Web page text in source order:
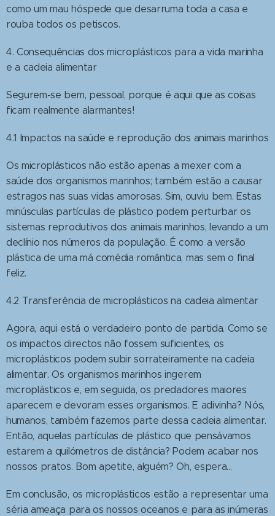
como um mau hóspede que desarruma toda a casa e
rouba todos os petiscos.
4. Consequências dos microplásticos para a vida marinha
e a cadeia alimentar
Segurem-se bem, pessoal, porque é aqui que as coisas
ficam realmente alarmantes!
4.1 Impactos na saúde e reprodução dos animais marinhos
Os microplásticos não estão apenas a mexer com a
saúde dos organismos marinhos; também estão a causar
estragos nas suas vidas amorosas. Sim, ouviu bem. Estas
minúsculas partículas de plástico podem perturbar os
sistemas reprodutivos dos animais marinhos, levando a um
declínio nos números da população. É como a versão
plástica de uma má comédia romântica, mas sem o final
feliz.
4.2 Transferência de microplásticos na cadeia alimentar
Agora, aqui está o verdadeiro ponto de partida. Como se
os impactos directos não fossem suficientes, os
microplásticos podem subir sorrateiramente na cadeia
alimentar. Os organismos marinhos ingerem
microplásticos e, em seguida, os predadores maiores
aparecem e devoram esses organismos. E adivinha? Nós,
humanos, também fazemos parte dessa cadeia alimentar.
Então, aquelas partículas de plástico que pensávamos
estarem a quilómetros de distância? Podem acabar nos
nossos pratos. Bom apetite, alguém? Oh, espera...
Em conclusão, os microplásticos estão a representar uma
séria ameaça para os nossos oceanos e para as inúmeras